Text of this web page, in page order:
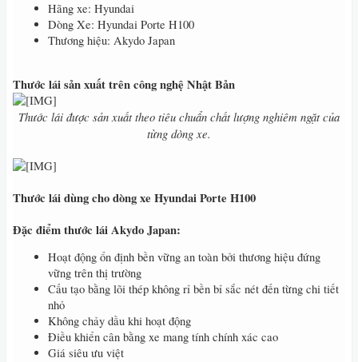
Hãng xe: Hyundai
Dòng Xe: Hyundai Porte H100
Thương hiệu: Akydo Japan
Thước lái sản xuất trên công nghệ Nhật Bản
Thước lái được sản xuất theo tiêu chuẩn chất lượng nghiêm ngặt của
từng dòng xe.
Thước lái dùng cho dòng xe Hyundai Porte H100
Đặc điểm thước lái Akydo Japan:
Hoạt động ổn định bền vững an toàn bởi thương hiệu đứng
vững trên thị trường
Cấu tạo bằng lõi thép không rỉ bền bỉ sắc nét đến từng chi tiết
nhỏ
Không chảy dầu khi hoạt động
Điều khiển cân bằng xe mang tính chính xác cao
Giá siêu ưu việt